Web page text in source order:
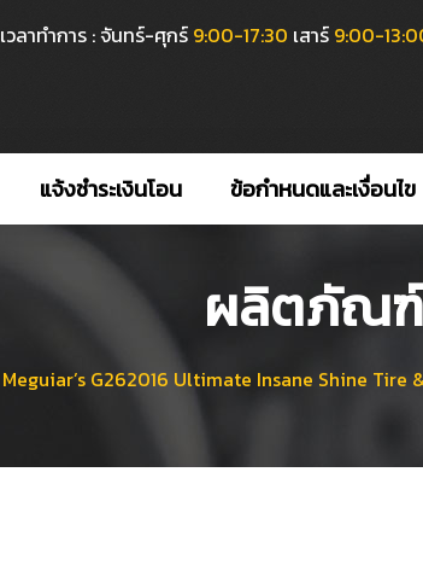
เวลาทำการ : จันทร์-ศุกร์ 9:00-17:30 เสาร์ 9:00-
แจ้งชำระเงินโอน ข้อกำหนดและเงื่อนไข
ผลิตภัณฑ์
Meguiar’s G262016 Ultimate Insane Shine Tire